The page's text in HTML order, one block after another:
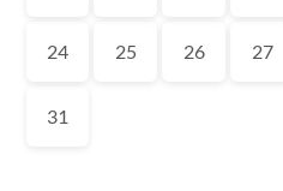
24 25 26 27
31